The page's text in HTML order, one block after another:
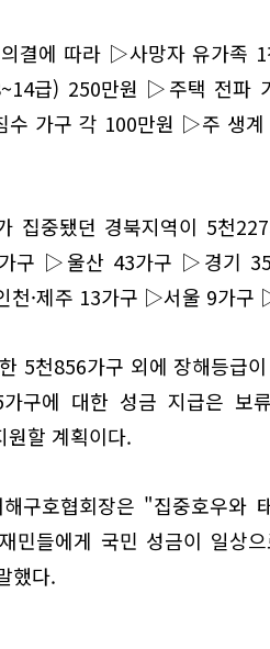
결에 따라 ▷사망자 유가족
급) 250만원 ▷주택 전파
가구 각 100만원 ▷주 생계
집중됐던 경북지역이 5천
구 ▷울산 43가구 ▷경기
·제주 13가구 ▷서울 9가구
5천856가구 외에 장해등급
구에 대한 성금 지급은 보
원할 계획이다.
구호협회장은 "집중호우와
민들에게 국민 성금이 일상
했다.